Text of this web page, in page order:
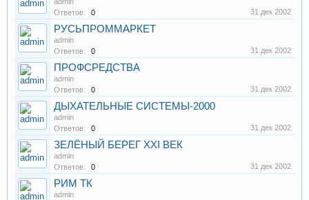
Ответов:
0 31 дек 2002
РУСЬПРОММАРКЕТ
admin
Ответов:
0 31 дек 2002
ПРОФСРЕДСТВА
admin
Ответов:
0 31 дек 2002
ДЫХАТЕЛЬНЫЕ СИСТЕМЫ-2000
admin
Ответов:
0 31 дек 2002
ЗЕЛЁНЫЙ БЕРЕГ XXI ВЕК
admin
Ответов:
0 31 дек 2002
РИМ ТК
admin